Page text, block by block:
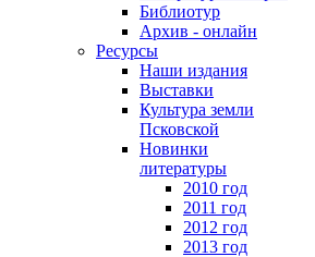
Библиотур
Архив - онлайн
Ресурсы
Наши издания
Выставки
Культура земли
Псковской
Новинки
литературы
2010 год
2011 год
2012 год
2013 год